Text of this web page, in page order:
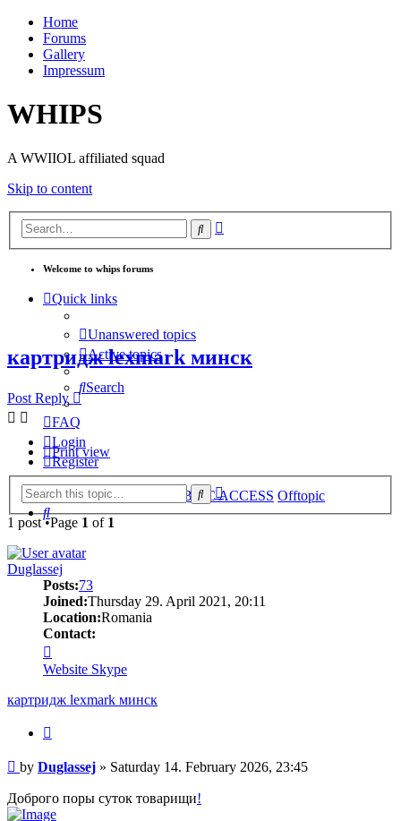
Home
Forums
Gallery
Impressum
WHIPS
A WWIIOL affiliated squad
Skip to content
Search
Welcome to whips forums
Quick links
Unanswered topics
Active topics
Search
FAQ
Login
Register
Home Board index PUBLIC ACCESS Offtopic
Search
картридж lexmark минск
Post Reply
Print view
SearchAdvanced
search
1 post •Page 1 of 1
Duglassej
Posts:73
Joined:Thursday 29. April 2021, 20:11
Location:Romania
Contact:
Duglassej
Website Skype
картридж lexmark минск
Post
by Duglassej » Saturday 14. February 2026, 23:45
Доброго поры суток товарищи!